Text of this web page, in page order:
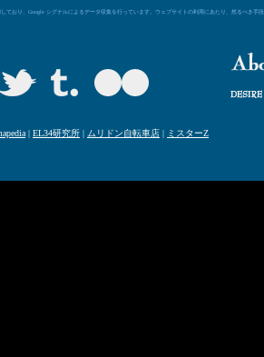
ており、Google シグナルによるデータ収集を行っています。ウェブサイトの利用にあたり、然るべき
| EL34研究所 | ムリドン自転車店 | ミスターZ